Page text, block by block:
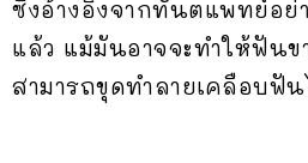
ซึ่งอ้างอิงจากทันตแพทย์อย่
แล้ว แม้มันอาจจะทำให้ฟัน
สามารถขุดทำลายเคลือบฟั